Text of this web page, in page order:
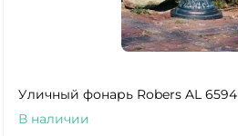
Уличный фонарь Robers AL 6594
В наличии